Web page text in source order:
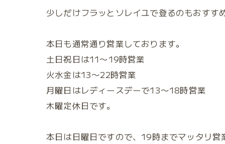
少しだけフラッとソレイユで登るのもおすす
本日も通常通り営業しております。
土日祝日は11〜19時営業
火水金は13〜22時営業
月曜日はレディースデーで13〜18時営業
木曜定休日です。
本日は日曜日ですので、19時までマッタリ営